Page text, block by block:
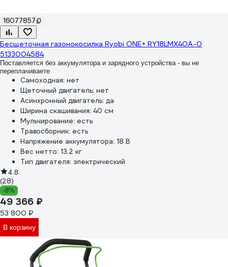
16077857
Бесщеточная газонокосилка Ryobi ONE+ RY18LMX40A-0
5133004584
Поставляется без аккумулятора и зарядного устройства - вы не
переплачиваете
Самоходная: нет
Щеточный двигатель: нет
Асинхронный двигатель: да
Ширина скашивания: 40 см
Мульчирование: есть
Травосборник: есть
Напряжение аккумулятора: 18 В
Вес нетто: 13.2 кг
Тип двигателя: электрический
4.8
(28)
-8%
49 366 ₽
53 800 ₽
В корзину